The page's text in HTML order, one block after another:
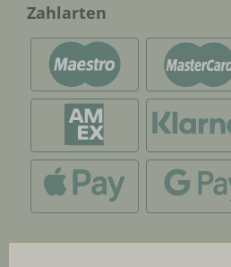
Zahlarten